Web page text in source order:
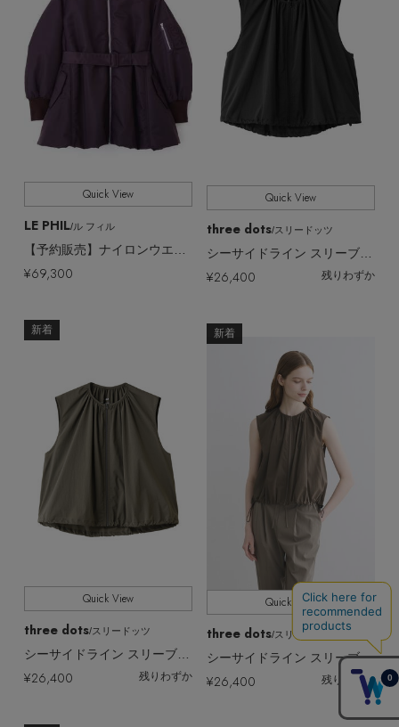
Quick View
LE PHIL/ル フィル
¥69,300
Quick View
three dots/スリードッツ
シーサイドライン スリーブレスジャケット（撥水・UVカット・吸水速乾）
¥26,400 残りわずか
新着
Quick View
three dots/スリードッツ
シーサイドライン スリーブレスジャケット（撥水・UVカット・吸水速乾）
¥26,400 残りわずか
新着
Quick View
three dots/スリードッツ
シーサイドライン スリーブレスジャケット（撥水・UVカット・吸水速乾）
¥26,400 残りわずか